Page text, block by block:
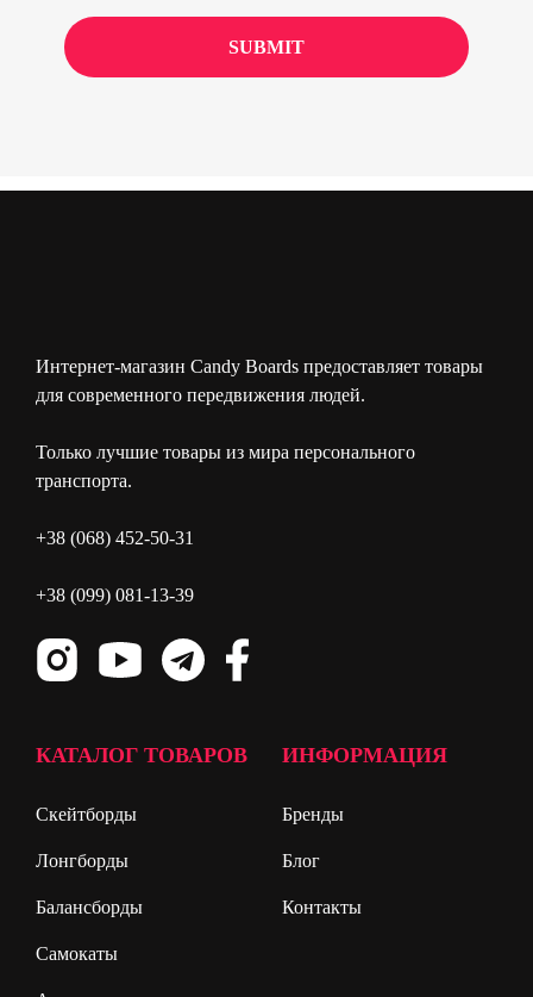
Интернет-магазин Candy Boards предоставляет товары
для современного передвижения людей.
Только лучшие товары из мира персонального
транспорта.
+38 (068) 452-50-31
+38 (099) 081-13-39
КАТАЛОГ ТОВАРОВ
Скейтборды
Лонгборды
Балансборды
Самокаты
ИНФОРМАЦИЯ
Бренды
Блог
Контакты